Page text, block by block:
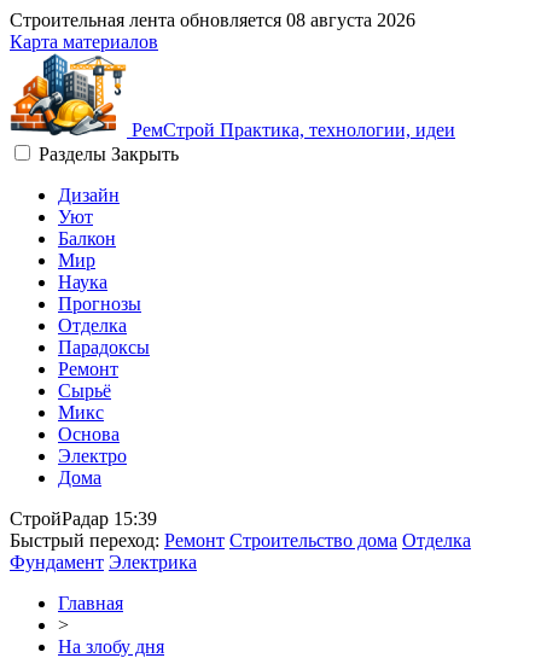
Строительная лента обновляется 08 августа 2026
Карта материалов
РемСтрой Практика, технологии, идеи
Разделы Закрыть
Дизайн
Уют
Балкон
Мир
Наука
Прогнозы
Отделка
Парадоксы
Ремонт
Сырьё
Микс
Основа
Электро
Дома
СтройРадар 15:39
Быстрый переход: Ремонт Строительство дома Отделка
Фундамент Электрика
Главная
>
На злобу дня